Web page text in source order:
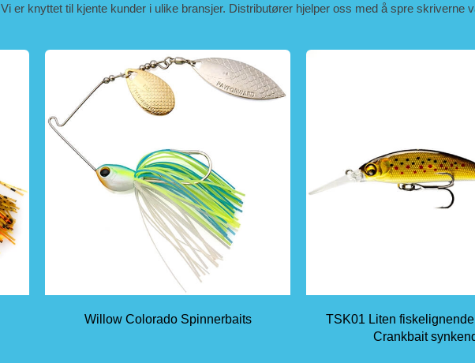
Vi er knyttet til kjente kunder i ulike bransjer. Distributører hjelper oss med å spre skriverne
Willow Colorado Spinnerbaits
TSK01 Liten
Crankbait